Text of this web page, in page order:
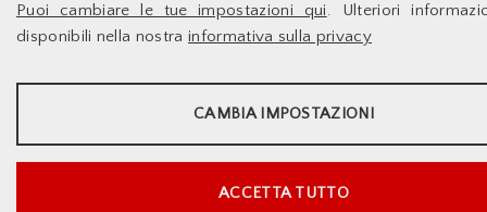
Puoi cambiare le tue impostazioni qui. Ulteriori
disponibili nella nostrainformativa sulla privacy
STATISTICHE
Mostra maggiori informazioni
CAMBIA IMPOSTAZIONI
ACCETTA TUTTO